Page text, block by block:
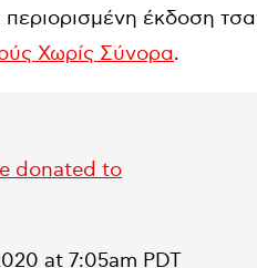
έκδοση
Χωρίς Σύνορα.
donated to
at 7:05am PDT